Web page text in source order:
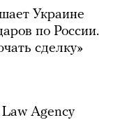
Украине
по России.
сделку»
Agency